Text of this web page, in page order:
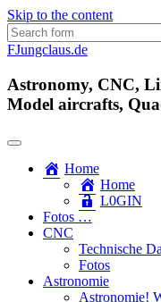
Skip to the content
Search
for:
FJungclaus.de
Astronomy, CNC,
Model aircrafts,
Home
Home
L​0​​GIN
Fotos …
CNC
Technische
Fotos
Astronomie
Astronomie!